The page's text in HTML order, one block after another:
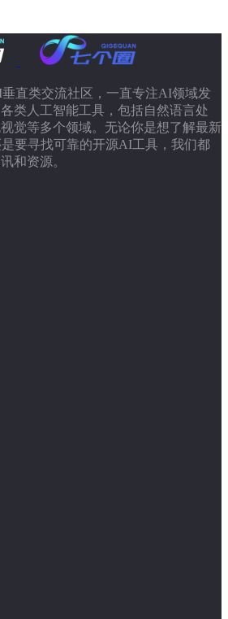
直类交流社区，一直专注AI领域发
类人工智能工具，包括自然语言处
觉等多个领域。无论你是想了解最新
要寻找可靠的开源AI工具，我们都
和资源。